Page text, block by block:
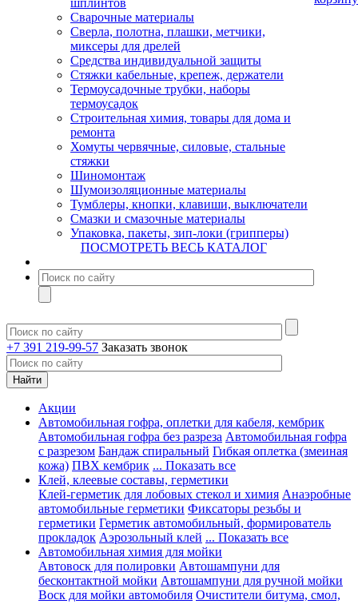
шплинтов
Сварочные материалы
Сверла, полотна, плашки, метчики,
миксеры для дрелей
Средства индивидуальной защиты
Стяжки кабельные, крепеж, держатели
Термоусадочные трубки, наборы
термоусадок
Строительная химия, товары для дома и
ремонта
Хомуты червячные, силовые, стальные
стяжки
Шиномонтаж
Шумоизоляционные материалы
Тумблеры, кнопки, клавиши, выключатели
Смазки и смазочные материалы
Упаковка, пакеты, зип-локи (грипперы)
ПОСМОТРЕТЬ ВЕСЬ КАТАЛОГ
+7 391 219-99-57 Заказать звонок
Акции
Автомобильная гофра, оплетки для кабеля, кембрик
Автомобильная гофра без разреза Автомобильная гофра
с разрезом Бандаж спиральный Гибкая оплетка (змеиная
кожа) ПВХ кембрик ... Показать все
Клей, клеевые составы, герметики
Клей-герметик для лобовых стекол и химия Анаэробные
автомобильные герметики Фиксаторы резьбы и
герметики Герметик автомобильный, формирователь
прокладок Аэрозольный клей ... Показать все
Автомобильная химия для мойки
Автовоск для полировки Автошампуни для
бесконтактной мойки Автошампуни для ручной мойки
Воск для мойки автомобиля Очистители битума, смол,